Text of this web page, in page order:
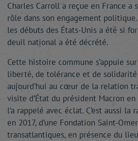
Charles Carroll a reçue en France a
rôle dans son engagement
les débuts des États-Unis a été si
deuil national a été décrété.
Cette histoire commune s’appuie
liberté, de tolérance et de
aujourd’hui au cœur de la relation
visite d’État du président Macron
l’a rappelé avec éclat. C’est aussi la
en 2017, d’une Fondation Saint-
transatlantiques, en présence du